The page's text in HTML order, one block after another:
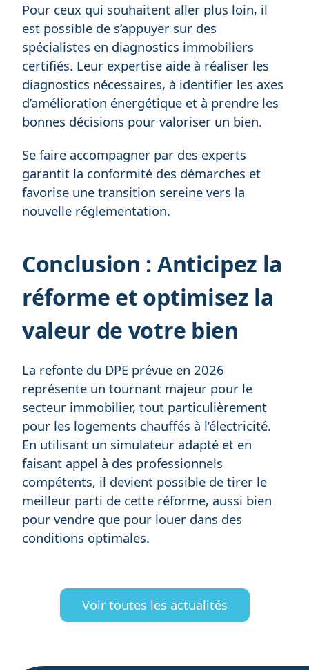
Pour ceux qui souhaitent aller plus loin, il
est possible de s’appuyer sur des
spécialistes en diagnostics immobiliers
certifiés. Leur expertise aide à réaliser les
diagnostics nécessaires, à identifier les axes
d’amélioration énergétique et à prendre les
bonnes décisions pour valoriser un bien.
Se faire accompagner par des experts
garantit la conformité des démarches et
favorise une transition sereine vers la
nouvelle réglementation.
Conclusion : Anticipez la
réforme et optimisez la
valeur de votre bien
La refonte du DPE prévue en 2026
représente un tournant majeur pour le
secteur immobilier, tout particulièrement
pour les logements chauffés à l’électricité.
En utilisant un simulateur adapté et en
faisant appel à des professionnels
compétents, il devient possible de tirer le
meilleur parti de cette réforme, aussi bien
pour vendre que pour louer dans des
conditions optimales.
Voir toutes les actualités